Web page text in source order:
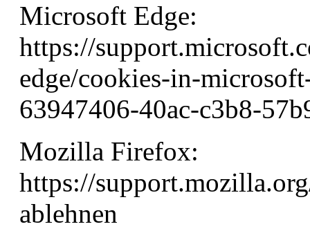
Microsoft Edge:
https://
edge/cookies-in-
63947406-40ac-c3b8-
Mozilla Firefox:
https://
ablehnen